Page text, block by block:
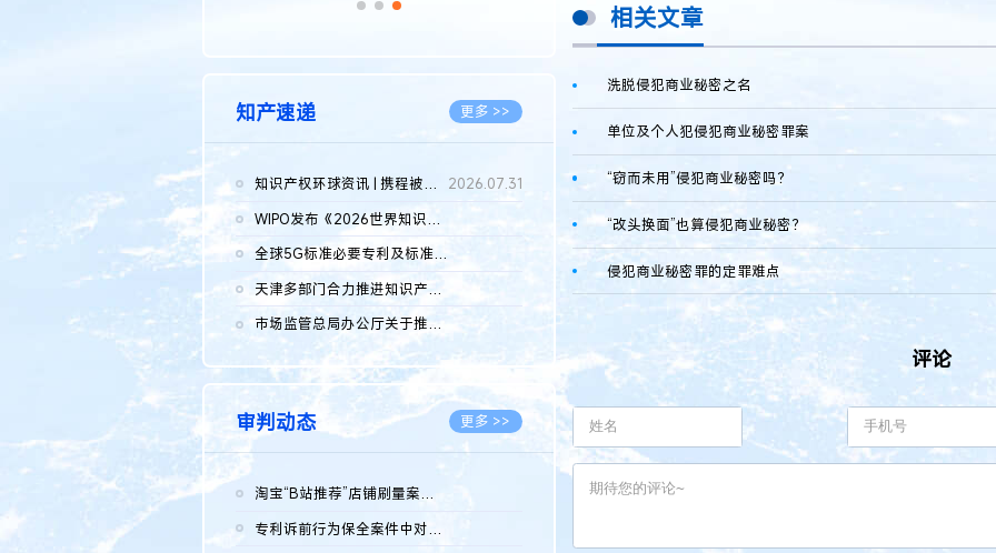
知产速递 更多 >>
知识产权环球资讯 | 携程被市监总局罚51.79亿；瑞幸泰国商标案上...
2026.07.31
WIPO发布《2026世界知识产权报告》 含报告全文
全球5G标准必要专利及标准提案研究报告（2026年）全文发布
天津多部门合力推进知识产权保护工作
2026.08.05
市场监管总局办公厅关于推广第一批全国商业秘密保护创新试点典型...
2026.08.05
审判动态 更多 >>
淘宝“B站推荐”店铺刷量案维持原判，两被告连带赔偿150万元
专利诉前行为保全案件中对仿制药申请人曾作出三类声明的考量及违...
相关文章
洗脱侵犯商业秘密之名
单位及个人犯侵犯商业秘密罪案
“窃而未用”侵犯商业秘密吗？
“改头换面”也算侵犯商业秘密？
侵犯商业秘密罪的定罪难点
评论